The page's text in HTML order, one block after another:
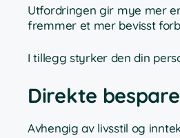
Utfordringen gir mye mer
fremmer et mer bevisst
I tillegg styrker den din
Direkte
Avhengig av livsstil og